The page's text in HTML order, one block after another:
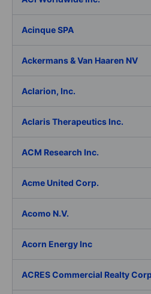
Acinque SPA
Ackermans & Van Haaren NV
Aclarion, Inc.
Aclaris Therapeutics Inc.
ACM Research Inc.
Acme United Corp.
Acomo N.V.
Acorn Energy Inc
ACRES Commercial Realty